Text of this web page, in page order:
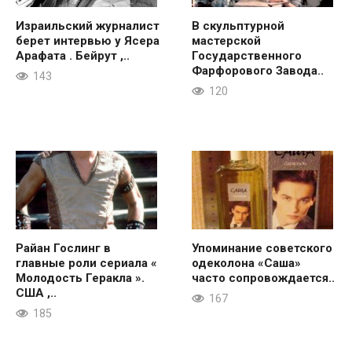
Израильский журналист
берет интервью у Ясера
Арафата . Бейрут ,..
143
В скульптурной
мастерской
Государственного
Фарфорового Завода..
120
Райан Гослинг в
главные роли сериала «
Молодость Геракла ».
США ,..
185
Упоминание советского
одеколона «Саша»
часто сопровождается..
167